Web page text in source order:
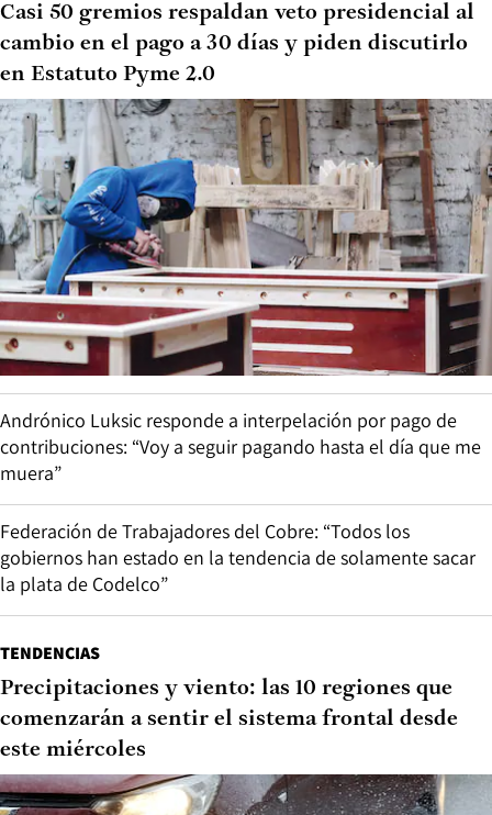
Casi 50 gremios respaldan veto presidencial al
cambio en el pago a 30 días y piden discutirlo
en Estatuto Pyme 2.0
Andrónico Luksic responde a interpelación por pago de
contribuciones: “Voy a seguir pagando hasta el día que me
muera”
Federación de Trabajadores del Cobre: “Todos los
gobiernos han estado en la tendencia de solamente sacar
la plata de Codelco”
TENDENCIAS
Precipitaciones y viento: las 10 regiones que
comenzarán a sentir el sistema frontal desde
este miércoles